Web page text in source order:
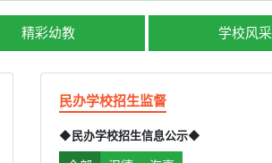
精彩幼教 学校风采
民办学校招生监督
◆民办学校招生信息公示◆